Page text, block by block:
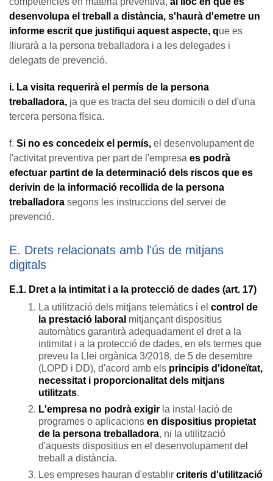
desenvolupa el treball a distància, s'haurà d'emetre un
informe escrit que justifiqui aquest aspecte, que es
lliurarà a la persona treballadora i a les delegades i
delegats de prevenció.
i. La visita requerirà el permís de la persona
treballadora, ja que es tracta del seu domicili o del d'una
tercera persona física.
f. Si no es concedeix el permís, el desenvolupament de
l'activitat preventiva per part de l'empresa es podrà
efectuar partint de la determinació dels riscos que es
derivin de la informació recollida de la persona
treballadora segons les instruccions del servei de
prevenció.
E. Drets relacionats amb l'ús de mitjans
digitals
E.1. Dret a la intimitat i a la protecció de dades (art. 17)
La utilització dels mitjans telemàtics i el control de
la prestació laboral mitjançant dispositius
automàtics garantirà adequadament el dret a la
intimitat i a la protecció de dades, en els termes que
preveu la Llei orgànica 3/2018, de 5 de desembre
(LOPD i DD), d'acord amb els principis d'idoneïtat,
necessitat i proporcionalitat dels mitjans
utilitzats.
L'empresa no podrà exigir la instal·lació de
programes o aplicacions en dispositius propietat
de la persona treballadora, ni la utilització
d'aquests dispositius en el desenvolupament del
treball a distància.
Les empreses hauran d'establir criteris d'utilització